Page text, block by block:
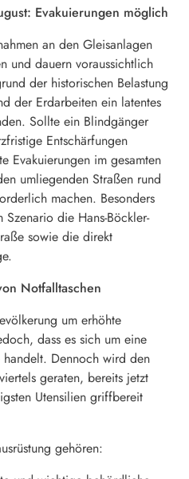
Evakuierungen möglich
an den Gleisanlagen
und dauern voraussichtlich
der historischen Belastung
der Erdarbeiten ein latentes
Sollte ein Blindgänger
Entschärfungen
Evakuierungen im gesamten
umliegenden Straßen rund
machen. Besonders
die Hans-Böckler-
sowie die direkt
Notfalltaschen
um erhöhte
dass es sich um eine
handelt. Dennoch wird den
geraten, bereits jetzt
Utensilien griffbereit
gehören: